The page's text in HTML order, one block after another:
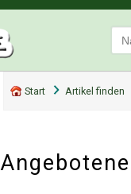
Start Artikel finden